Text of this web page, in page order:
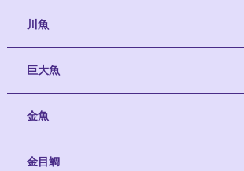
川魚
巨大魚
金魚
金目鯛